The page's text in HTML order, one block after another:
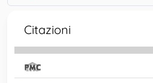
Citazioni